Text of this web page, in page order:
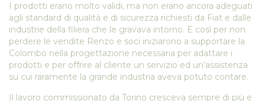
I prodotti erano molto validi, ma non erano ancora adeguati
agli standard di qualità e di sicurezza richiesti da Fiat e dalle
industrie della filiera che le gravava intorno. E così per non
perdere le vendite Renzo e soci iniziarono a supportare la
Colombo nella progettazione necessaria per adattare i
prodotti e per offrire al cliente un servizio ed un’assistenza
su cui raramente la grande industria aveva potuto contare.
Il lavoro commissionato da Torino cresceva sempre di più e